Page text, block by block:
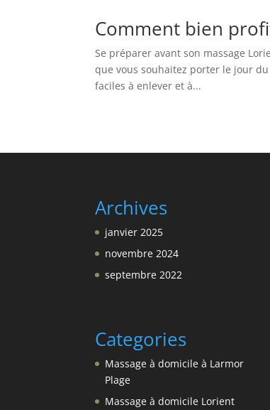
Comment bien
Se préparer avant son massage
que vous souhaitez porter le jour
faciles à enlever et à...
Archives
janvier 2025
novembre 2024
septembre 2022
Categories
Massage à domicile à Larmor
Plage
Massage à domicile Lorient